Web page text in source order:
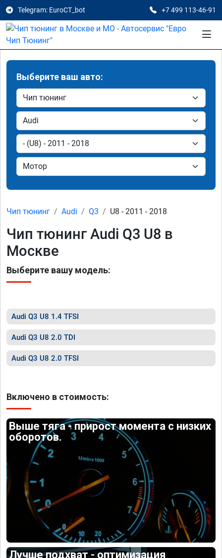
Telegram: EuroCT_bot +7 499 113-46-91
Выберите ваш авто:
Чип тюнинг Audi Q3 U8 - 2011 - 2018
Чип тюнинг Audi Q3 U8 в
Москве
Выберите вашу модель:
Audi Q3 U8 1.4 TFSI
Audi Q3 U8 2.0 TDI
Audi Q3 U8 2.0 TFSI
Включено в стоимость:
Выше тяга - прирост момента с низких
оборотов.
Лучше подхват - оптимизация